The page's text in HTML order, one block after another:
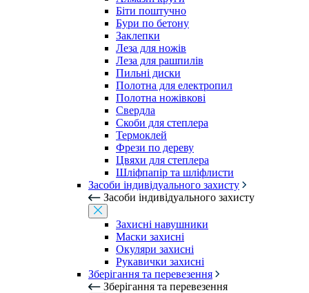
Біти поштучно
Бури по бетону
Заклепки
Леза для ножів
Леза для рашпилів
Пильні диски
Полотна для електропил
Полотна ножівкові
Свердла
Скоби для степлера
Термоклей
Фрези по дереву
Цвяхи для степлера
Шліфпапір та шліфлисти
Засоби індивідуального захисту
Засоби індивідуального захисту
Захисні навушники
Маски захисні
Окуляри захисні
Рукавички захисні
Зберігання та перевезення
Зберігання та перевезення